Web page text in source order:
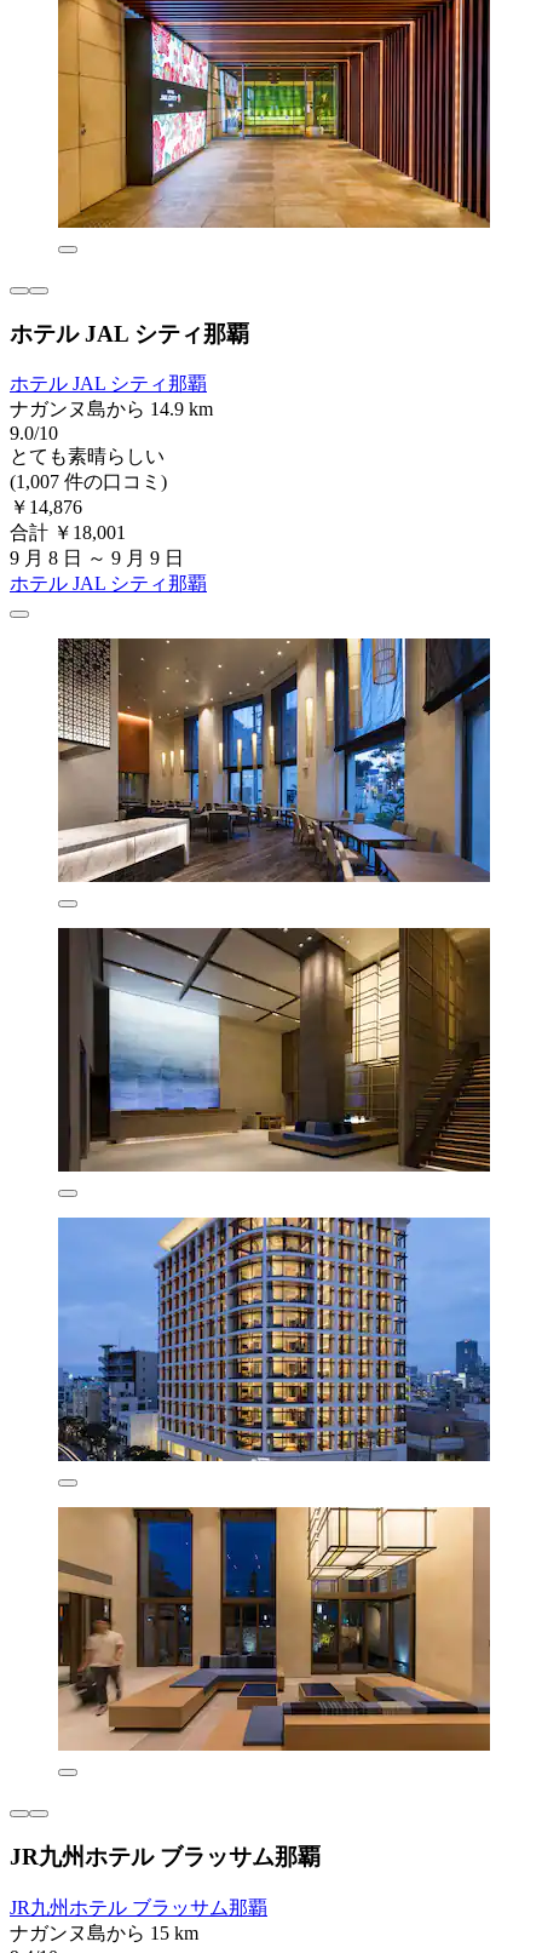
ホテル JAL シティ那覇
ホテル JAL シティ那覇
ナガンヌ島から 14.9 km
9.0/10
とても素晴らしい
(1,007 件の口コミ)
￥14,876
合計 ￥18,001
9 月 8 日 ～ 9 月 9 日
ホテル JAL シティ那覇
JR九州ホテル ブラッサム那覇
JR九州ホテル ブラッサム那覇
ナガンヌ島から 15 km